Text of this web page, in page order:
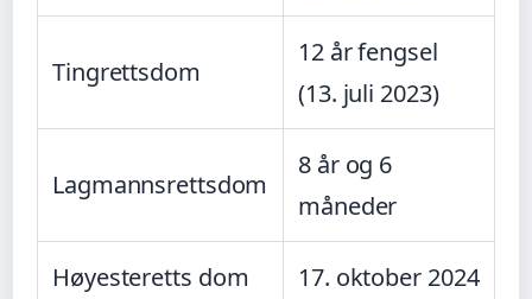
Tingrettsdom
12 år fengsel
(13. juli 2023)
Lagmannsrettsdom
8 år og 6
måneder
Høyesteretts dom 17. oktober 2024